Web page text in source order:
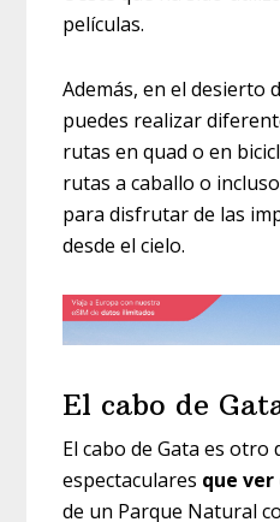
películas.
Además, en el desierto
puedes realizar
rutas en quad o en
rutas a caballo o
para disfrutar de las
desde el cielo.
El cabo de
El cabo de Gata es otro
espectaculares que
de un Parque Natural